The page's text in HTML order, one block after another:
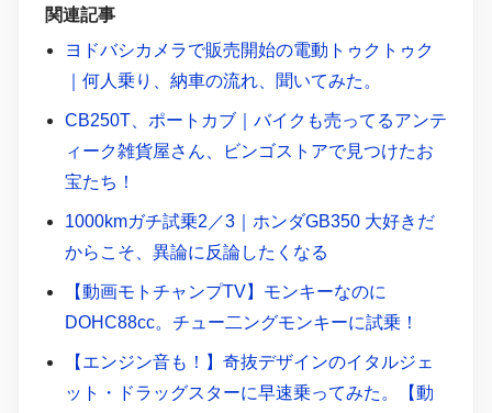
関連記事
ヨドバシカメラで販売開始の電動トゥクトゥク
｜何人乗り、納車の流れ、聞いてみた。
CB250T、ポートカブ｜バイクも売ってるアンテ
ィーク雑貨屋さん、ビンゴストアで見つけたお
宝たち！
1000kmガチ試乗2／3｜ホンダGB350 大好きだ
からこそ、異論に反論したくなる
【動画モトチャンプTV】モンキーなのに
DOHC88cc。チュー二ングモンキーに試乗！
【エンジン音も！】奇抜デザインのイタルジェ
ット・ドラッグスターに早速乗ってみた。【動